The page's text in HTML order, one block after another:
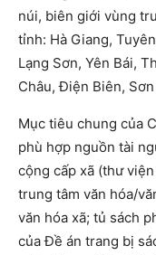
núi, biên giới vùng
tỉnh: Hà Giang,
Lạng Sơn, Yên Bái,
Châu, Điện Biên,
Mục tiêu chung của
phù hợp nguồn tài
cộng cấp xã (thư
trung tâm văn hóa/
văn hóa xã; tủ sách
của Đề án trang bị